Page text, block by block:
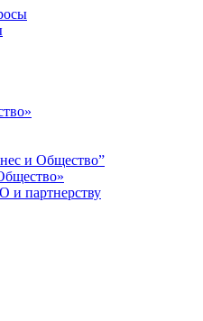
и Общество”
и партнерству